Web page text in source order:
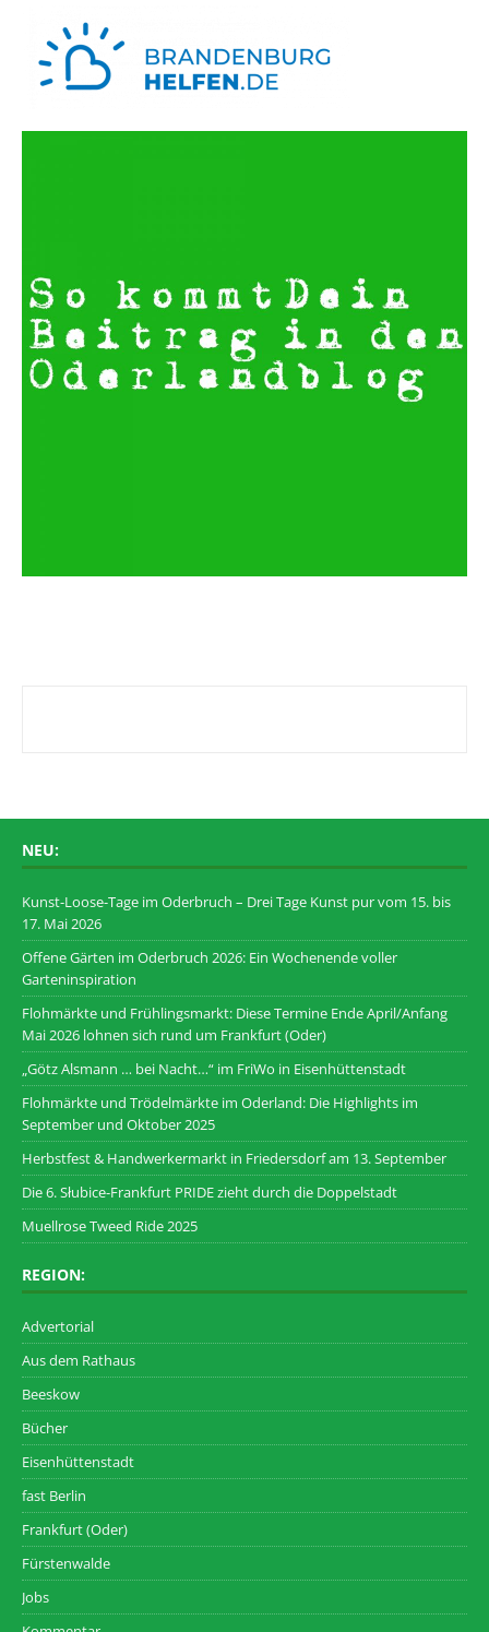
NEU:
Kunst-Loose-Tage im Oderbruch – Drei Tage Kunst pur vom 15. bis
17. Mai 2026
Offene Gärten im Oderbruch 2026: Ein Wochenende voller
Garteninspiration
Flohmärkte und Frühlingsmarkt: Diese Termine Ende April/Anfang
Mai 2026 lohnen sich rund um Frankfurt (Oder)
„Götz Alsmann … bei Nacht…“ im FriWo in Eisenhüttenstadt
Flohmärkte und Trödelmärkte im Oderland: Die Highlights im
September und Oktober 2025
Herbstfest & Handwerkermarkt in Friedersdorf am 13. September
Die 6. Słubice-Frankfurt PRIDE zieht durch die Doppelstadt
Muellrose Tweed Ride 2025
REGION:
Advertorial
Aus dem Rathaus
Beeskow
Bücher
Eisenhüttenstadt
fast Berlin
Frankfurt (Oder)
Fürstenwalde
Jobs